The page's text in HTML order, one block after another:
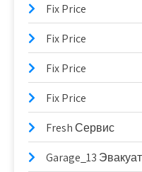
Fix Price
Fix Price
Fix Price
Fix Price
Fresh Сервис
Garage_13